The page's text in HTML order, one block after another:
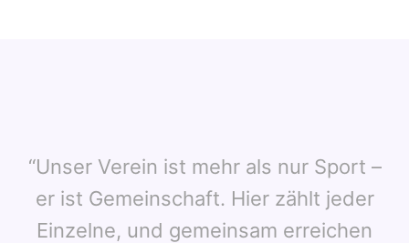
“Unser Verein ist mehr als nur Sport –
er ist Gemeinschaft. Hier zählt jeder
Einzelne, und gemeinsam erreichen